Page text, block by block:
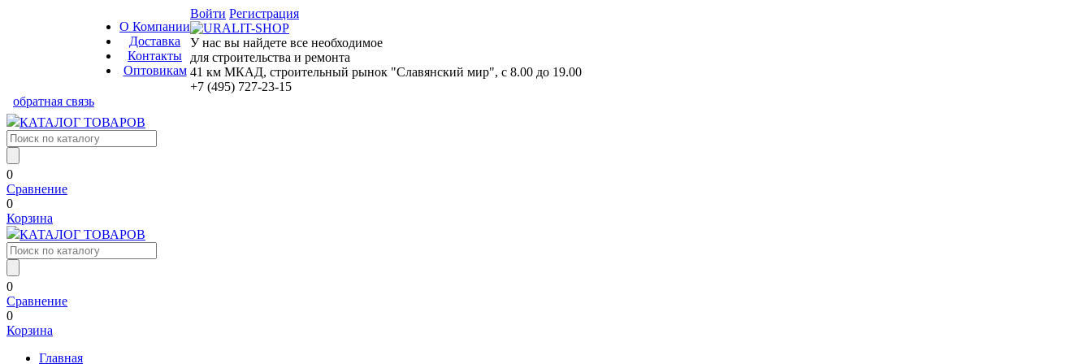
О Компании
Доставка
Контакты
Оптовикам
Войти Регистрация
У нас вы найдете все необходимое
для строительства и ремонта
41 км МКАД, строительный рынок "Славянский мир", с 8.00 до 19.00
+7 (495) 727-23-15
обратная связь
КАТАЛОГ ТОВАРОВ
0
Сравнение
0
Корзина
КАТАЛОГ ТОВАРОВ
0
Сравнение
0
Корзина
Главная